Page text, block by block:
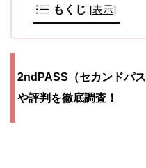
もくじ [表示]
2ndPASS（セカンドパ
や評判を徹底調査！